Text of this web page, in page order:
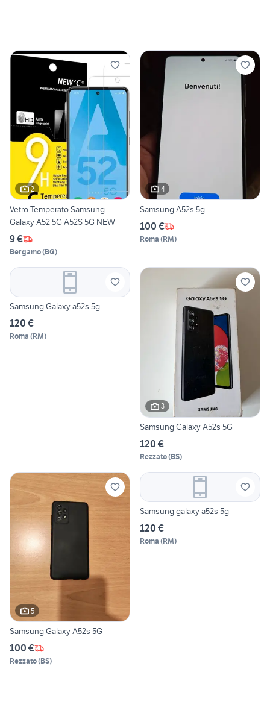
2
Vetro Temperato Samsung
Galaxy A52 5G A52S 5G NEW
9 €
Bergamo(BG)
4
Samsung A52s 5g
100 €
Roma (RM)
Samsung Galaxy a52s 5g
120 €
Roma (RM)
3
Samsung Galaxy A52s 5G
120 €
Rezzato(BS)
5
Samsung Galaxy A52s 5G
100 €
Rezzato(BS)
Samsung galaxy a52s 5g
120 €
Roma (RM)